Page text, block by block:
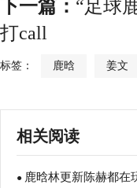
下一篇： “足球
打call
标签： 鹿晗 姜文
相关阅读
● 鹿晗林更新陈赫都在